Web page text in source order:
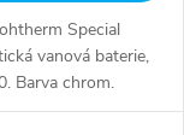
Special
vanová baterie,
Barva chrom.